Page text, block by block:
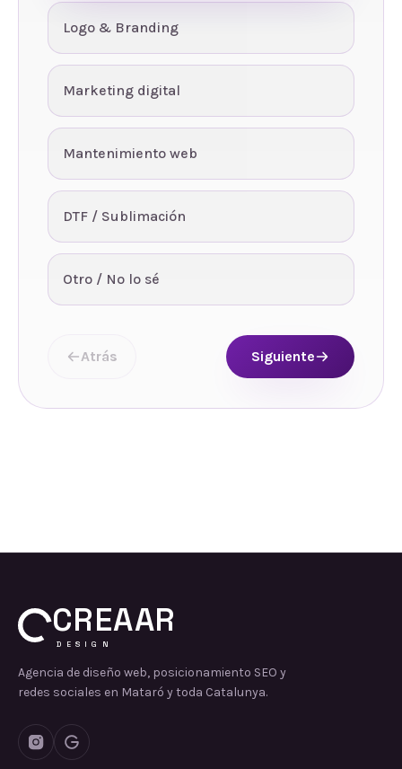
Logo & Branding
Marketing digital
Mantenimiento web
DTF / Sublimación
Otro / No lo sé
Atrás Siguiente
CREAAR
DESIGN
Agencia de diseño web, posicionamiento SEO y
redes sociales en Mataró y toda Catalunya.